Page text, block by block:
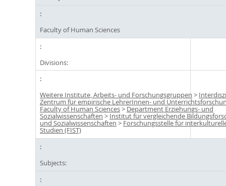
Faculty of Human Sciences
Divisions:
Weitere Institute, Arbeits- und Forschungsgruppen >
Zentrum für empirische LehrerInnen- und
Faculty of Human Sciences> Department Erziehungs- und
Sozialwissenschaften > Institut für vergleichende
und Sozialwissenschaften > Forschungsstelle für
Studien (FIST)
Subjects: